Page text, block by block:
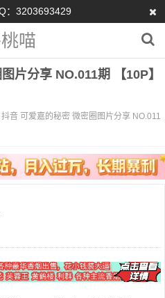
：3203693429
喵
片分享 NO.011期 【10P】
抖音 可爱嘉的秘密 微密圈图片分享 NO.011